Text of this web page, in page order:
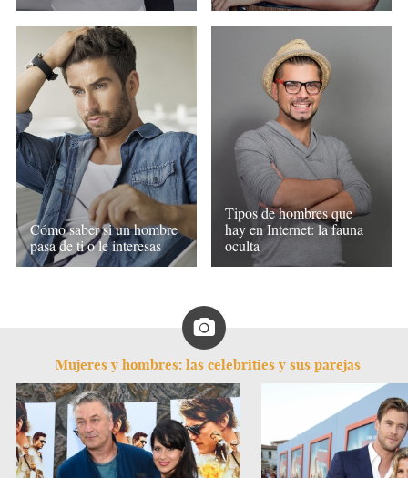
Cómo saber si un hombre
pasa de ti o le interesas
Tipos de hombres que
hay en Internet: la fauna
oculta
Mujeres y hombres: las celebrities y sus parejas